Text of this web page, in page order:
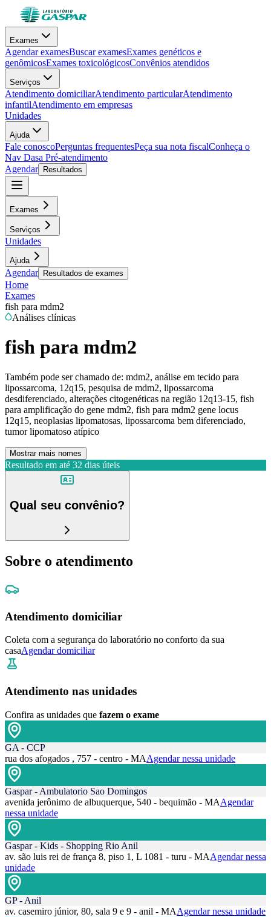
Exames
Agendar examesBuscar examesExames genéticos e
genômicosExames toxicológicosConvênios atendidos
Serviços
Atendimento domiciliarAtendimento particularAtendimento
infantilAtendimento em empresas
Unidades
Ajuda
Fale conoscoPerguntas frequentesPeça sua nota fiscalConheça o
Nav Dasa Pré-atendimento
Agendar
Resultados
Exames
Serviços
Unidades
Ajuda
Agendar Resultados de exames
Home
Exames
fish para mdm2
Análises clínicas
fish para mdm2
Também pode ser chamado de: mdm2, análise em tecido para
lipossarcoma, 12q15, pesquisa de mdm2, lipossarcoma
desdiferenciado, alterações citogenéticas na região 12q13-15, fish
para amplificação do gene mdm2, fish para mdm2 gene locus
12q15, neoplasias lipomatosas, lipossarcoma bem diferenciado,
tumor lipomatoso atípico
Mostrar mais nomes
Resultado em até 32 dias úteis
Qual seu convênio?
Sobre o atendimento
Atendimento domiciliar
Coleta com a segurança do laboratório no conforto da sua
casaAgendar domiciliar
Atendimento nas unidades
Confira as unidades que fazem o exame
GA - CCP
rua dos afogados , 757 - centro - MAAgendar nessa unidade
Gaspar - Ambulatorio Sao Domingos
avenida jerônimo de albuquerque, 540 - bequimão - MAAgendar
nessa unidade
Gaspar - Kids - Shopping Rio Anil
av. são luis rei de frança 8, piso 1, L 1081 - turu - MAAgendar nessa
unidade
GP - Anil
av. casemiro júnior, 80, sala 9 e 9 - anil - MAAgendar nessa unidade